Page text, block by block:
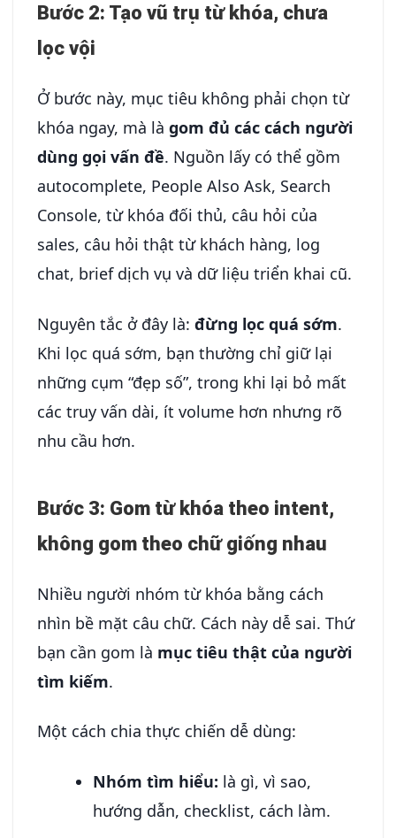
Bước 2: Tạo vũ trụ từ khóa, chưa
lọc vội
Ở bước này, mục tiêu không phải chọn từ
khóa ngay, mà là gom đủ các cách người
dùng gọi vấn đề. Nguồn lấy có thể gồm
autocomplete, People Also Ask, Search
Console, từ khóa đối thủ, câu hỏi của
sales, câu hỏi thật từ khách hàng, log
chat, brief dịch vụ và dữ liệu triển khai cũ.
Nguyên tắc ở đây là: đừng lọc quá sớm.
Khi lọc quá sớm, bạn thường chỉ giữ lại
những cụm “đẹp số”, trong khi lại bỏ mất
các truy vấn dài, ít volume hơn nhưng rõ
nhu cầu hơn.
Bước 3: Gom từ khóa theo intent,
không gom theo chữ giống nhau
Nhiều người nhóm từ khóa bằng cách
nhìn bề mặt câu chữ. Cách này dễ sai. Thứ
bạn cần gom là mục tiêu thật của người
tìm kiếm.
Một cách chia thực chiến dễ dùng:
Nhóm tìm hiểu: là gì, vì sao,
hướng dẫn, checklist, cách làm.